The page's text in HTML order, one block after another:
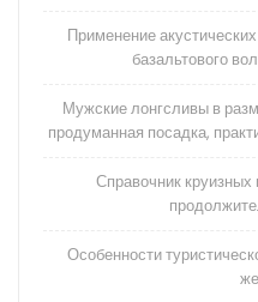
Применение
базальтового
Мужские лонгсливы в
продуманная посадка,
Справочник
Особенности